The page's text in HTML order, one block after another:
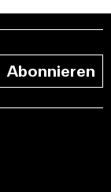
Abonnieren